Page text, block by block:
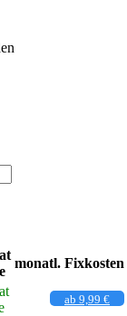
monatl. Fixkosten
ab 9,99 €